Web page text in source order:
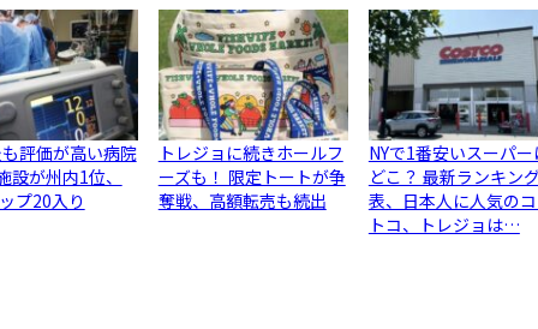
評価が高い病院
設が州内1位、
プ20入り
トレジョに続きホールフ
ーズも！ 限定トートが争
奪戦、高額転売も続出
NYで1番安いスーパー
どこ？ 最新ランキン
表、日本人に人気の
トコ、トレジョは…